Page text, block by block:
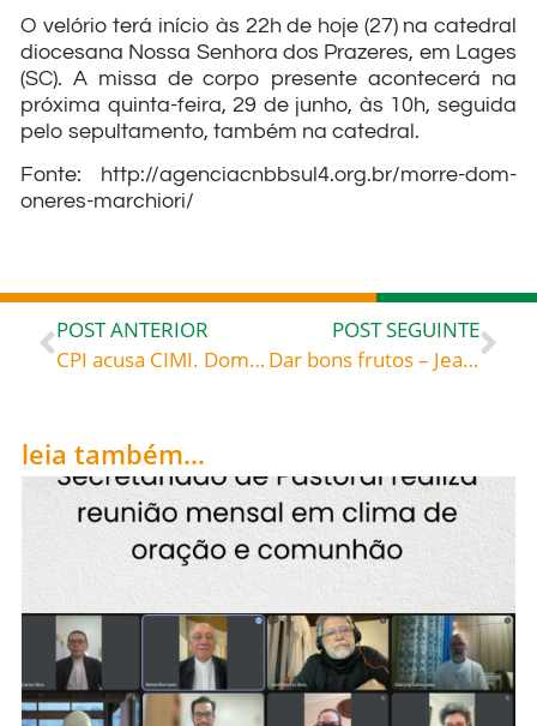
O velório terá início às 22h de hoje (27) na catedral
diocesana Nossa Senhora dos Prazeres, em Lages
(SC). A missa de corpo presente acontecerá na
próxima quinta-feira, 29 de junho, às 10h, seguida
pelo sepultamento, também na catedral.
Fonte: http://agenciacnbbsul4.org.br/morre-dom-
oneres-marchiori/
POST ANTERIOR
CPI acusa CIMI. Dom Roque: “Nossa missão está no Evangelho”
POST SEGUINTE
Dar bons frutos – Jean Tauler (c. 1300-1361), dominicano de Estrasburgo
leia também...